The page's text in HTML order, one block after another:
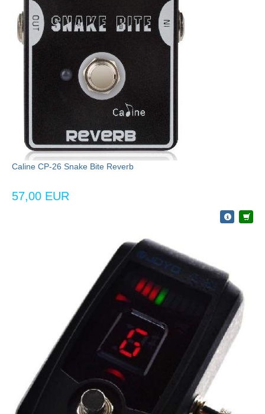
Caline CP-26 Snake Bite Reverb
57,00 EUR